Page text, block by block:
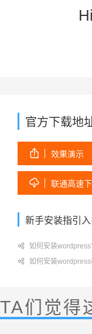
官方下载地
 效果演示
 联通高速
新手安装指引入
 如何安装
 如何安装wordpress
TA们觉得